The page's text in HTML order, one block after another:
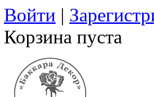
Войти |
Корзина пуста